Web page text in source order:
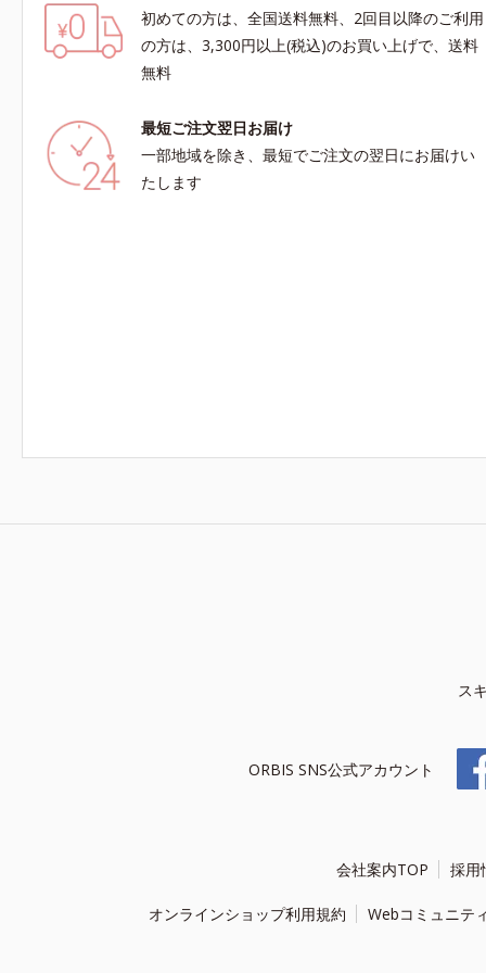
初めての方は、全国送料無料、2回目以降のご利用
の方は、3,300円以上(税込)のお買い上げで、送料
無料
最短ご注文翌日お届け
一部地域を除き、最短でご注文の翌日にお届けい
たします
ス
ORBIS SNS公式アカウント
会社案内TOP 採用
オンラインショップ利用規約 Webコミュニテ